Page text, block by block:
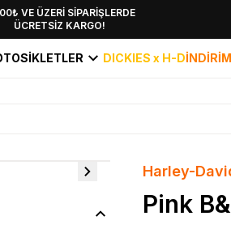
VE ÜZERİ SİPARİŞLERDE
ÜCRETSİZ KARGO!
KOLEKSİYONU EKLENDİ,
HEMEN KEŞFET!
DICKIES x H-D
Harley-
Pink